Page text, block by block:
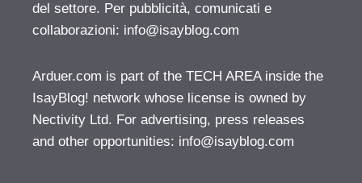
del settore. Per pubblicità, comunicati e
collaborazioni: info@isayblog.com
Arduer.com is part of the TECH AREA inside the
IsayBlog! network whose license is owned by
Nectivity Ltd. For advertising, press releases
and other opportunities: info@isayblog.com